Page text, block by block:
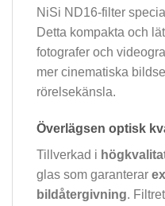
NiSi ND16-filter
Detta kompakta och
fotografer och
mer cinematiska
rörelsekänsla.
Överlägsen optisk
Tillverkad i
glas som garanterar
bildåtergivning.